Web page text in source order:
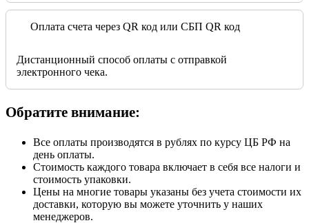
Оплата счета через QR код или СБП QR код
Дистанционный способ оплаты с отправкой
электронного чека.
Обратите внимание:
Все оплаты производятся в рублях по курсу ЦБ РФ на
день оплаты.
Стоимость каждого товара включает в себя все налоги и
стоимость упаковки.
Цены на многие товары указаны без учета стоимости их
доставки, которую вы можете уточнить у наших
менеджеров.